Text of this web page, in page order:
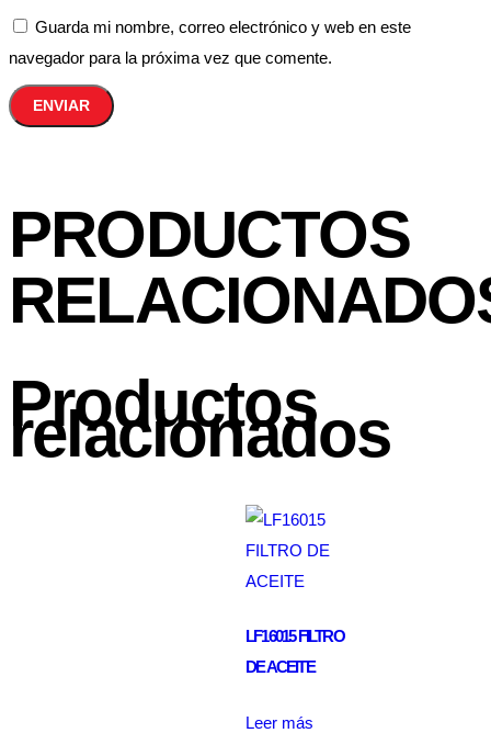
Guarda mi nombre, correo electrónico y web en este
navegador para la próxima vez que comente.
PRODUCTOS
Productos
relacionados
LF16015 FILTRO
DE ACEITE
Leer más